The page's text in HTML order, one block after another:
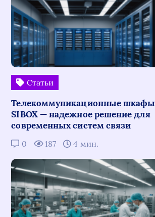
Статьи
Телекоммуникационные шкафы
SIBOX — надежное решение для
современных систем связи
0 187 4 мин.